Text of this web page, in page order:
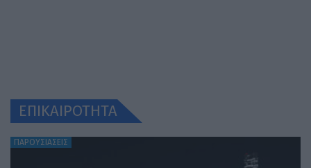
ΕΠΙΚΑΙΡΟΤΗΤΑ
ΠΑΡΟΥΣΙΑΣΕΙΣ